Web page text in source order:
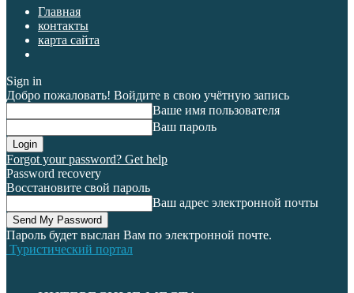
Главная
контакты
карта сайта
Sign in
Добро пожаловать! Войдите в свою учётную запись
Ваше имя пользователя
Ваш пароль
Forgot your password? Get help
Password recovery
Восстановите свой пароль
Ваш адрес электронной почты
Пароль будет выслан Вам по электронной почте.
Туристический портал